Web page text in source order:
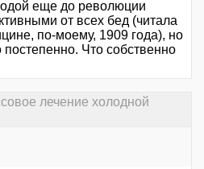
еще до революции
от всех бед (читала
по-моему, 1909 года), но
Что собственно
лечение холодной